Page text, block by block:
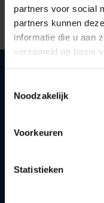
partners voor social
partners kunnen
informatie die u aan
verzameld op basis
Noodzakelijk
Voorkeuren
Statistieken
Snel naar
Bereikbaarheid